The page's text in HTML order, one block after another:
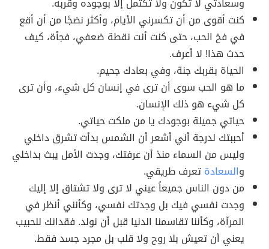
كنت أقوى من أن تكسرني الأيام، وأكثر نضجًا من أن أقع
في فخ الحب، حتى كنت أنت نقطة ضعفي، فجأة، كيف
حدث هذا! لا أعرف.
الحياة بقربك جنة، وفي بعادك جحيم.
ما هو الحب سوى أن ترى في إنسان كل شيء، وأن ترى
كل شيء هو ذلك الإنسان.
حياتي جميلة بوجودك يا من ملكت حياتي.
أحببتك لدرجة أني أشعر أن الشمس بدأت تشرق داخلي
وليس من السماء منذ أن عرفتك، وجدت الأمل يبث بداخلي
والسعادةتعرف طريقي.
من دون الناس جميعاً عيني لا ترى ولا تشتاق إلا إليك
وجدت نفسي فيك بل وجدتك نفسي، وكأنني أنظر في
المرآة، وكأننا تقاسمنا الدنيا قبل أن نولد. فقدانك للحبيب
يعني أن تعيش بلا روح ولا قلب بل مجرد جسد فقط.